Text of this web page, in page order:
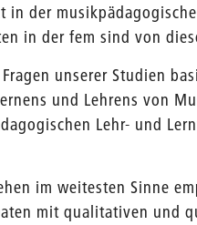
in der
in der fem sind von
unserer Studien
und Lehrens von
Lehr- und
im weitesten Sinne
mit qualitativen und